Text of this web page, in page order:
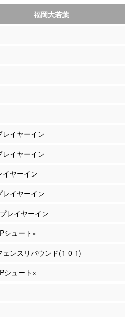
福岡大若葉
イヤーイン
イヤーイン
ヤーイン
イヤーイン
レイヤーイン
シュート×
ェンスリバウンド(1-0-1)
シュート×